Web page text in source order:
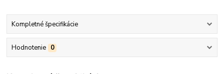
Kompletné špecifikácie
Hodnotenie 0